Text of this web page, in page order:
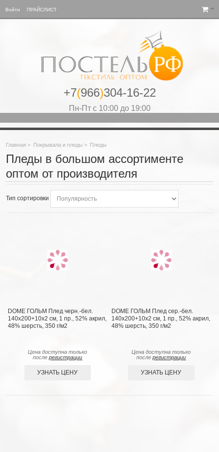
Войти ПРАЙСЛИСТ
+7(966)304-16-22
Пн-Пт с 10:00 до 19:00
Главная > Покрывала и пледы > Пледы
Пледы в большом ассортименте
оптом от производителя
Тип сортировки
DOME ГОЛЬМ Плед черн.-бел.
140х200+10х2 см, 1 пр., 52% акрил,
48% шерсть, 350 г/м2
Цена доступна только
послерегистрации
УЗНАТЬ ЦЕНУ
DOME ГОЛЬМ Плед сер.-бел.
140х200+10х2 см, 1 пр., 52% акрил,
48% шерсть, 350 г/м2
Цена доступна только
послерегистрации
УЗНАТЬ ЦЕНУ